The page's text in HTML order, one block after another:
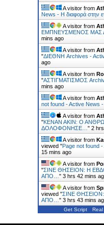
A visitor from
News - Η διαφορά στην
A visitor from
ΕΜΠΝΕΥΣΜΕΝΟΣ ΜΑΣ
mins ago
A visitor from
"ΔΙΕΘΝΗ Archives -
ago
A visitor from
"ΑΣΤΙΓΜΑΤΙΣΜΟΣ
mins ago
A visitor from
not found - Active News
A visitor from
"ΚΕΝΑΝ ΑΚΙΝ: Ο
ΔΟΛΟΦΟΝΗΣΕ… " 2
A visitor from
viewed "Page not found
15 mins ago
A visitor from
"ΣΙΝΕ ΘΗΣΕΙΟΝ: Η
ΑΠΟ… " 3 hrs 43 mins
A visitor from
viewed "ΣΙΝΕ
ΑΠΟ… " 3 hrs 43 mins
Get Script Real